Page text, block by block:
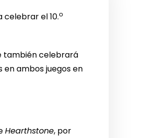
celebrar el 10.o
también celebrará
en ambos juegos en
Hearthstone, por